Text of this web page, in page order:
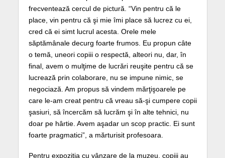
frecventează cercul de pictură. “Vin pentru că le
place, vin pentru că şi mie îmi place să lucrez cu ei,
cred că ei simt lucrul acesta. Orele mele
săptămânale decurg foarte frumos. Eu propun câte
o temă, uneori copiii o respectă, alteori nu, dar, în
final, avem o mulţime de lucrări reuşite pentru că se
lucrează prin colaborare, nu se impune nimic, se
negociază. Am propus să vindem mărţişoarele pe
care le-am creat pentru că vreau să-şi cumpere copii
şasiuri, să încercăm să lucrăm şi în alte tehnici, nu
doar pe hârtie. Avem aşadar un scop practic. Ei sunt
foarte pragmatici”, a mărturisit profesoara.
Pentru expoziţia cu vânzare de la muzeu, copiii au